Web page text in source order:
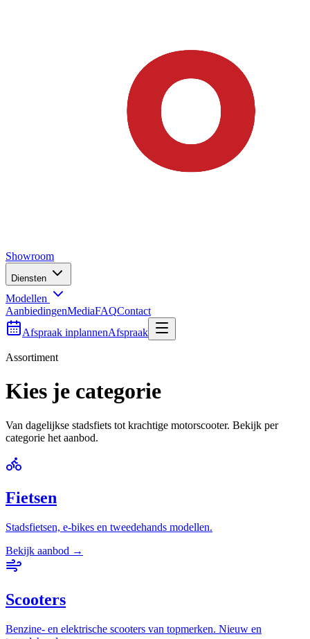
Showroom
Diensten
Modellen
AanbiedingenMediaFAQContact
Afspraak inplannenAfspraak
Assortiment
Kies je categorie
Van dagelijkse stadsfiets tot krachtige motorscooter. Bekijk per
categorie het aanbod.
Fietsen
Stadsfietsen, e-bikes en tweedehands modellen.
Bekijk aanbod →
Scooters
Benzine- en elektrische scooters van topmerken. Nieuw en